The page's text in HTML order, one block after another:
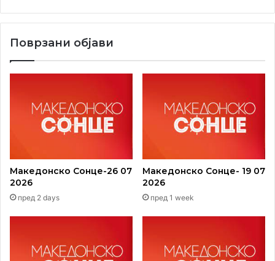
Поврзани објави
Македонско Сонце-26 07
2026
пред 2 days
Македонско Сонце- 19 07
2026
пред 1 week